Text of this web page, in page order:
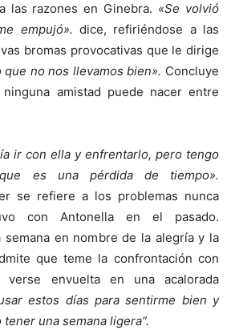
las razones en Ginebra. «Se volvió
empujó». dice, refiriéndose a las
bromas provocativas que le dirige
que no nos llevamos bien». Concluye
amistad puede nacer entre
ir con ella y enfrentarlo, pero tengo
es una pérdida de tiempo».
se refiere a los problemas nunca
con Antonella en el pasado.
semana en nombre de la alegría y la
que teme la confrontación con
verse envuelta en una acalorada
estos días para sentirme bien y
una semana ligera”.